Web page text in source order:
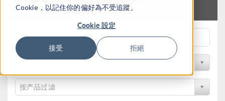
Cookie，以記住你的偏好為不受追蹤。
Cookie 設定
接受 拒絕
快速搜索
按学科过滤
按产品过滤